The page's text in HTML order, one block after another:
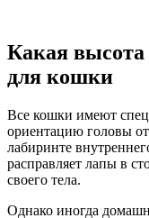
Какая высота
для кошки
Все кошки имеют
ориентацию головы
лабиринте
расправляет лапы в
своего тела.
Однако иногда